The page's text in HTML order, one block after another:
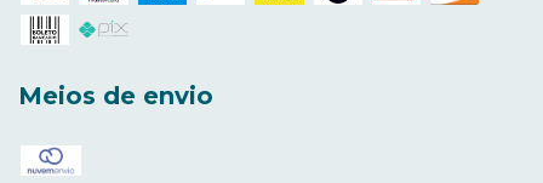
Meios de envio